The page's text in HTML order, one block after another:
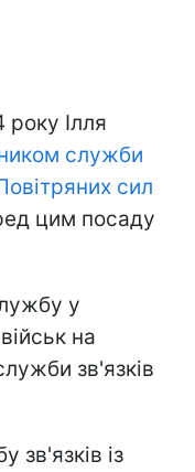
Ілля
служби
сил
цим посаду
у
на
зв'язків
зв'язків із